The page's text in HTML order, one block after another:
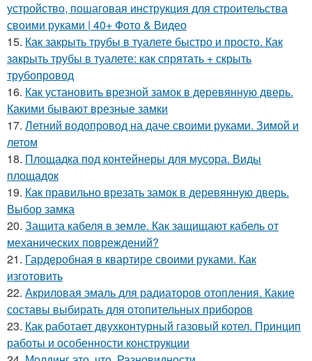
устройство, пошаговая инструкция для строительства
своими руками | 40+ Фото & Видео
15. Как закрыть трубы в туалете быстро и просто. Как
закрыть трубы в туалете: как спрятать + скрыть
трубопровод
16. Как установить врезной замок в деревянную дверь.
Какими бывают врезные замки
17. Летний водопровод на даче своими руками. Зимой и
летом
18. Площадка под контейнеры для мусора. Виды
площадок
19. Как правильно врезать замок в деревянную дверь.
Выбор замка
20. Защита кабеля в земле. Как защищают кабель от
механических повреждений?
21. Гардеробная в квартире своими руками. Как
изготовить
22. Акриловая эмаль для радиаторов отопления. Какие
составы выбирать для отопительных приборов
23. Как работает двухконтурный газовый котел. Принцип
работы и особенности конструкции